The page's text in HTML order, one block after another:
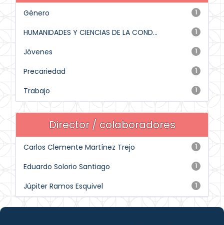
1
Género
1
HUMANIDADES Y CIENCIAS DE LA COND...
1
Jóvenes
1
Precariedad
1
Trabajo
Director / colaboradores
1
Carlos Clemente Martínez Trejo
1
Eduardo Solorio Santiago
1
Júpiter Ramos Esquivel